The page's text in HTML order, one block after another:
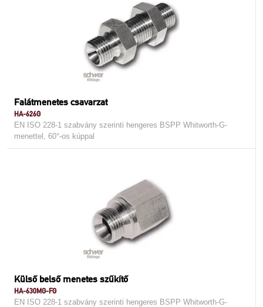
Falátmenetes csavarzat
HA-626G
EN ISO 228-1 szabvány szerinti hengeres BSPP Whitworth-G-
menettel, 60°-os kúppal
Külső belső menetes szűkítő
HA-630MG-FG
EN ISO 228-1 szabvány szerinti hengeres BSPP Whitworth-G-